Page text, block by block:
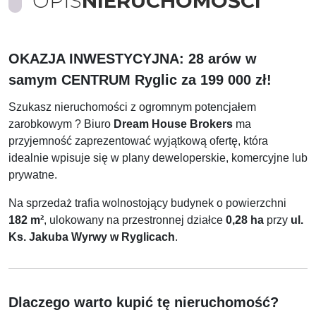
OKAZJA INWESTYCYJNA: 28 arów w
samym CENTRUM Ryglic za 199 000 zł!
Szukasz nieruchomości z ogromnym potencjałem
zarobkowym ? Biuro Dream House Brokers ma
przyjemność zaprezentować wyjątkową ofertę, która
idealnie wpisuje się w plany deweloperskie, komercyjne lub
prywatne.
Na sprzedaż trafia wolnostojący budynek o powierzchni
182 m², ulokowany na przestronnej działce 0,28 ha przy ul.
Ks. Jakuba Wyrwy w Ryglicach.
Dlaczego warto kupić tę nieruchomość?